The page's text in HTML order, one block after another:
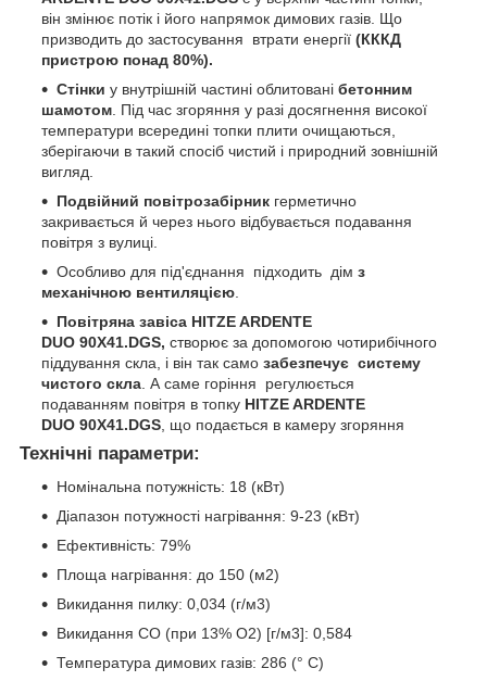
він змінює потік і його напрямок димових газів. Що
призводить до застосування втрати енергії (КККД
пристрою понад 80%).
Стінки у внутрішній частині облитовані бетонним
шамотом . Під час згоряння у разі досягнення високої
температури всередині топки плити очищаються,
зберігаючи в такий спосіб чистий і природний зовнішній
вигляд.
Подвійний повітрозабірник герметично
закривається й через нього відбувається подавання
повітря з вулиці.
Особливо для під'єднання підходить дім з
механічною вентиляцією
Повітряна завіса HITZE ARDENTE
DUO 90X41.DGS, створює за допомогою чотирибічного
піддування скла, і він так само забезпечує систему
чистого скла . А саме горіння регулюється
подаванням повітря в топку HITZE ARDENTE
DUO 90X41.DGS , що подається в камеру згоряння
Технічні параметри:
Номінальна потужність: 18 (кВт)
Діапазон потужності нагрівання: 9-23 (кВт)
Ефективність: 79%
Площа нагрівання: до 150 (м2)
Викидання пилку: 0,034 (г/м3)
Викидання СО (при 13% O2) [г/м3]: 0,584
Температура димових газів: 286 (° C)